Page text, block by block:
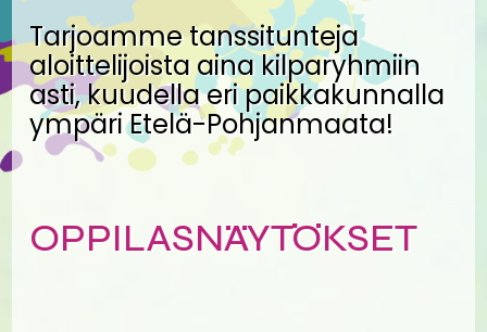
Tarjoamme tanssitunteja
aloittelijoista aina kilparyhmiin
asti, kuudella eri paikkakunnalla
ympäri Etelä-Pohjanmaata!
OPPILASNÄYTÖKSET